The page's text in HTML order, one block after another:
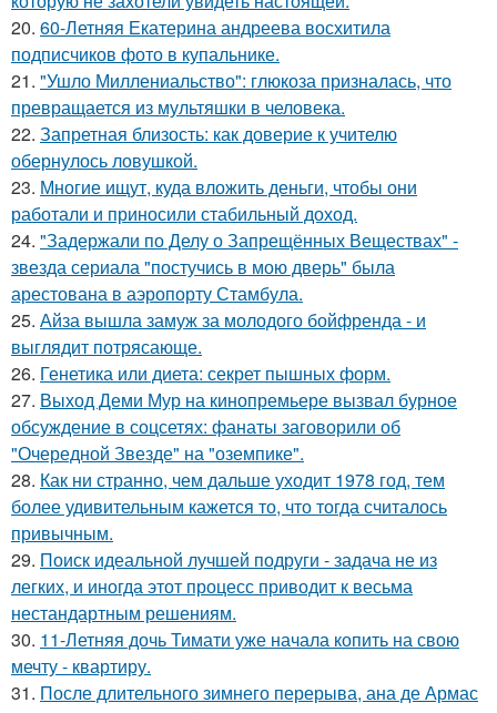
20. 60-Летняя Екатерина андреева восхитила
подписчиков фото в купальнике.
21. "Ушло Миллениальство": глюкоза призналась, что
превращается из мультяшки в человека.
22. Запретная близость: как доверие к учителю
обернулось ловушкой.
23. Многие ищут, куда вложить деньги, чтобы они
работали и приносили стабильный доход.
24. "Задержали по Делу о Запрещённых Веществах" -
звезда сериала "постучись в мою дверь" была
арестована в аэропорту Стамбула.
25. Айза вышла замуж за молодого бойфренда - и
выглядит потрясающе.
26. Генетика или диета: секрет пышных форм.
27. Выход Деми Мур на кинопремьере вызвал бурное
обсуждение в соцсетях: фанаты заговорили об
"Очередной Звезде" на "оземпике".
28. Как ни странно, чем дальше уходит 1978 год, тем
более удивительным кажется то, что тогда считалось
привычным.
29. Поиск идеальной лучшей подруги - задача не из
легких, и иногда этот процесс приводит к весьма
нестандартным решениям.
30. 11-Летняя дочь Тимати уже начала копить на свою
мечту - квартиру.
31. После длительного зимнего перерыва, ана де Армас